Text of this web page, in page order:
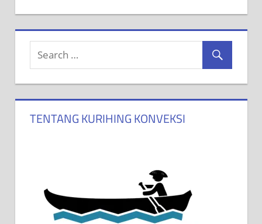
TENTANG KURIHING KONVEKSI